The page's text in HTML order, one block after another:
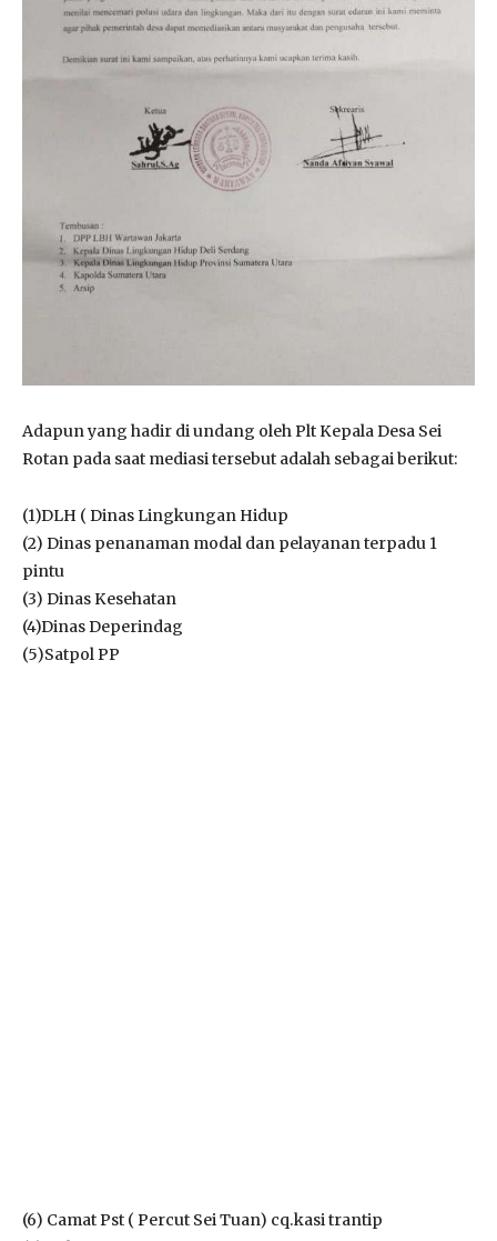
Adapun yang hadir di undang oleh Plt Kepala Desa Sei
Rotan pada saat mediasi tersebut adalah sebagai berikut:
(1)DLH ( Dinas Lingkungan Hidup
(2) Dinas penanaman modal dan pelayanan terpadu 1
pintu
(3) Dinas Kesehatan
(4)Dinas Deperindag
(5)Satpol PP
(6) Camat Pst ( Percut Sei Tuan) cq.kasi trantip